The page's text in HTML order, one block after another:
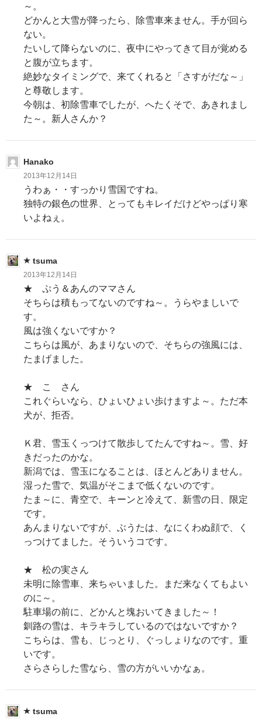
～。
どかんと大雪が降ったら、除雪車来ません。手が回ら
ない。
たいして降らないのに、夜中にやってきて目が覚める
と腹が立ちます。
絶妙なタイミングで、来てくれると「さすがだな～」
と尊敬します。
今朝は、初除雪車でしたが、へたくそで、あきれまし
た～。新人さんか？
Hanako
2013年12月14日
うわぁ・・すっかり雪国ですね。
独特の銀色の世界、とってもキレイだけどやっぱり寒
いよねぇ。
tsuma
2013年12月14日
★ ぷう＆あんのママさん
そちらは積もってないのですね～。うらやましいで
す。
風は強くないですか？
こちらは風が、あまりないので、そちらの強風には、
たまげました。
★ こ さん
これぐらいなら、ひょいひょい歩けますよ～。ただ本
犬が、拒否。
Ｋ君、雪玉くっつけて散歩してたんですね～。雪、好
きだったのかな。
新潟では、雪玉になることは、ほとんどありません。
湿った雪で、気温がそこまで低くないのです。
たま～に、青空で、キーンと冷えて、新雪の日、限定
です。
あんまりないですが、ぶうたは、なにくわぬ顔で、く
っつけてました。そういうコです。
★ 松の実さん
未明に除雪車、来ちゃいました。まだ来なくてもよい
のに～。
駐車場の前に、どかんと塊おいてきました～！
釧路の雪は、キラキラしているのではないですか？
こちらは、雪も、じっとり、ぐっしょりなのです。重
いです。
さらさらした雪なら、雪の方がいいかなぁ。
tsuma